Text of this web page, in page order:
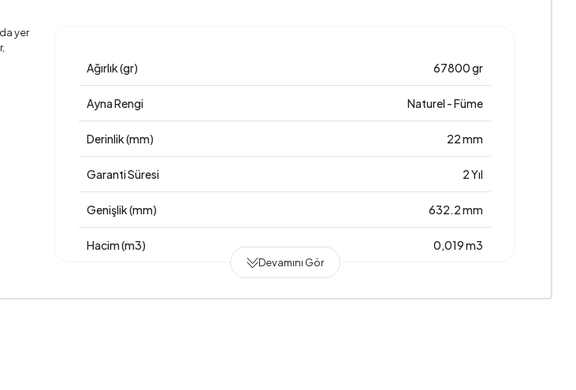
yer
Ağırlık (gr) 67800 gr
Ayna Rengi Naturel - Füme
Derinlik (mm) 22 mm
Garanti Süresi 2 Yıl
Genişlik (mm) 632.2 mm
Hacim (m3) 0,019 m3
Devamını Gör